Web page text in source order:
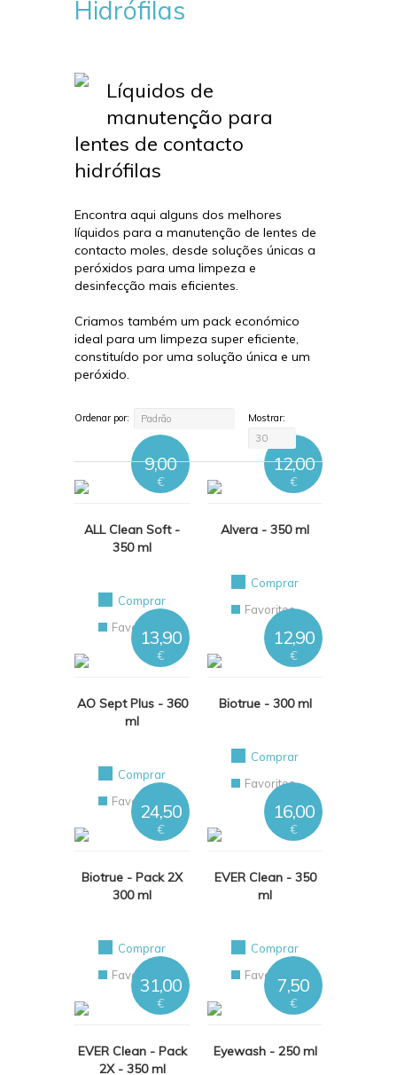
Hidrófilas
Líquidos de
manutenção para
lentes de contacto
hidrófilas
Encontra aqui alguns dos melhores
líquidos para a manutenção de lentes de
contacto moles, desde soluções únicas a
peróxidos para uma limpeza e
desinfecção mais eficientes.
Criamos também um pack económico
ideal para um limpeza super eficiente,
constituído por uma solução única e um
peróxido.
Ordenar por: Padrão
Mostrar:
30
ALL Clean Soft -
350 ml
9,00
€
Comprar
Favoritos
Alvera - 350 ml
12,00
€
Comprar
Favoritos
AO Sept Plus - 360
ml
13,90
€
Comprar
Favoritos
Biotrue - 300 ml
12,90
€
Comprar
Favoritos
Biotrue - Pack 2X
300 ml
24,50
€
Comprar
Favoritos
EVER Clean - 350
ml
16,00
€
Comprar
Favoritos
EVER Clean - Pack
2X - 350 ml
31,00
€
Eyewash - 250 ml
7,50
€